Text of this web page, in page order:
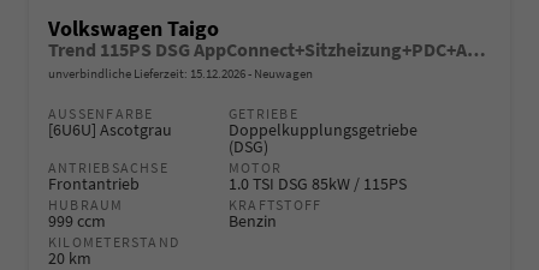
Volkswagen Taigo
Trend 115PS DSG AppConnect+Sitzheizung+PDC+Alu16+LED+DAB+FrontAssist
unverbindliche Lieferzeit: 15.12.2026 Neuwagen
AUSSENFARBE
[6U6U] Ascotgrau
GETRIEBE
Doppelkupplungsgetriebe
(DSG)
ANTRIEBSACHSE
Frontantrieb
MOTOR
1.0 TSI DSG 85kW / 115PS
HUBRAUM
999 ccm
KRAFTSTOFF
Benzin
KILOMETERSTAND
20 km